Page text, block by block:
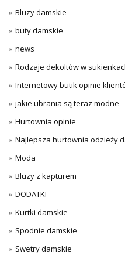
Bluzy damskie
buty damskie
news
Rodzaje dekoltów w
Internetowy butik opinie
jakie ubrania są teraz modne
Hurtownia opinie
Najlepsza hurtownia odzieży
Moda
Bluzy z kapturem
DODATKI
Kurtki damskie
Spodnie damskie
Swetry damskie